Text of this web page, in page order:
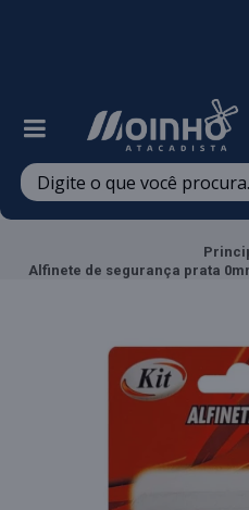
Alfinete de segurança prata